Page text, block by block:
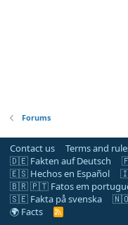
Forums
Contact us Terms and
🇩🇪 Fakten auf Deutsch
🇪🇸 Hechos en Español
🇧🇷 🇵🇹 Fatos em
🇸🇪 Fakta på svenska
🇳🇴
🌍 Facts
R